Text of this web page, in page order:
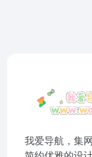
我爱导航，集